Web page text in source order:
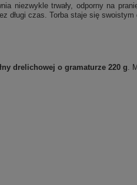
niezwykle trwały, odporny na
długi czas. Torba staje się
drelichowej o gramaturze 220 g .